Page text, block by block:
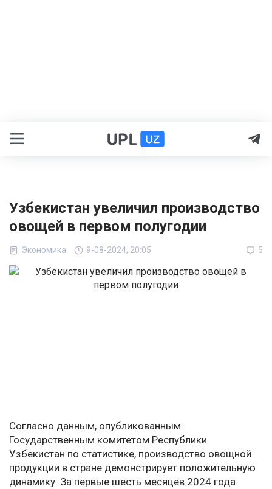
Узбекистан увеличил производство
овощей в первом полугодии
Экономика 9-08-2024, 20:05 5
Согласно данным, опубликованным
Государственным комитетом Республики
Узбекистан по статистике, производство овощной
продукции в стране демонстрирует положительную
динамику. За первые шесть месяцев 2024 года